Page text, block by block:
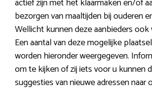
actief zijn met het klaarmaken en/of
bezorgen van maaltijden bij ouderen
Wellicht kunnen deze aanbieders ook
Een aantal van deze mogelijke
worden hieronder weergegeven.
om te kijken of zij iets voor u kunnen
suggesties van nieuwe adressen naar